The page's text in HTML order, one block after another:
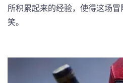
所积累起来的经验，使得这场
笑。